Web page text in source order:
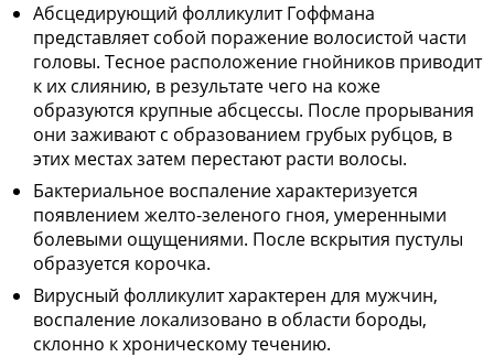
Абсцедирующий фолликулит Гоффмана
представляет собой поражение волосистой части
головы. Тесное расположение гнойников приводит
к их слиянию, в результате чего на коже
образуются крупные абсцессы. После прорывания
они заживают с образованием грубых рубцов, в
этих местах затем перестают расти волосы.
Бактериальное воспаление характеризуется
появлением желто-зеленого гноя, умеренными
болевыми ощущениями. После вскрытия пустулы
образуется корочка.
Вирусный фолликулит характерен для мужчин,
воспаление локализовано в области бороды,
склонно к хроническому течению.